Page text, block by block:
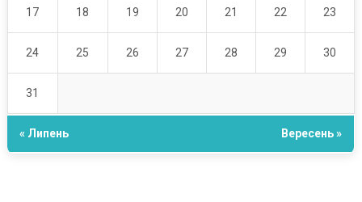
17 18 19 20 21 22 23
24 25 26 27 28 29 30
31
« Липень Вересень »